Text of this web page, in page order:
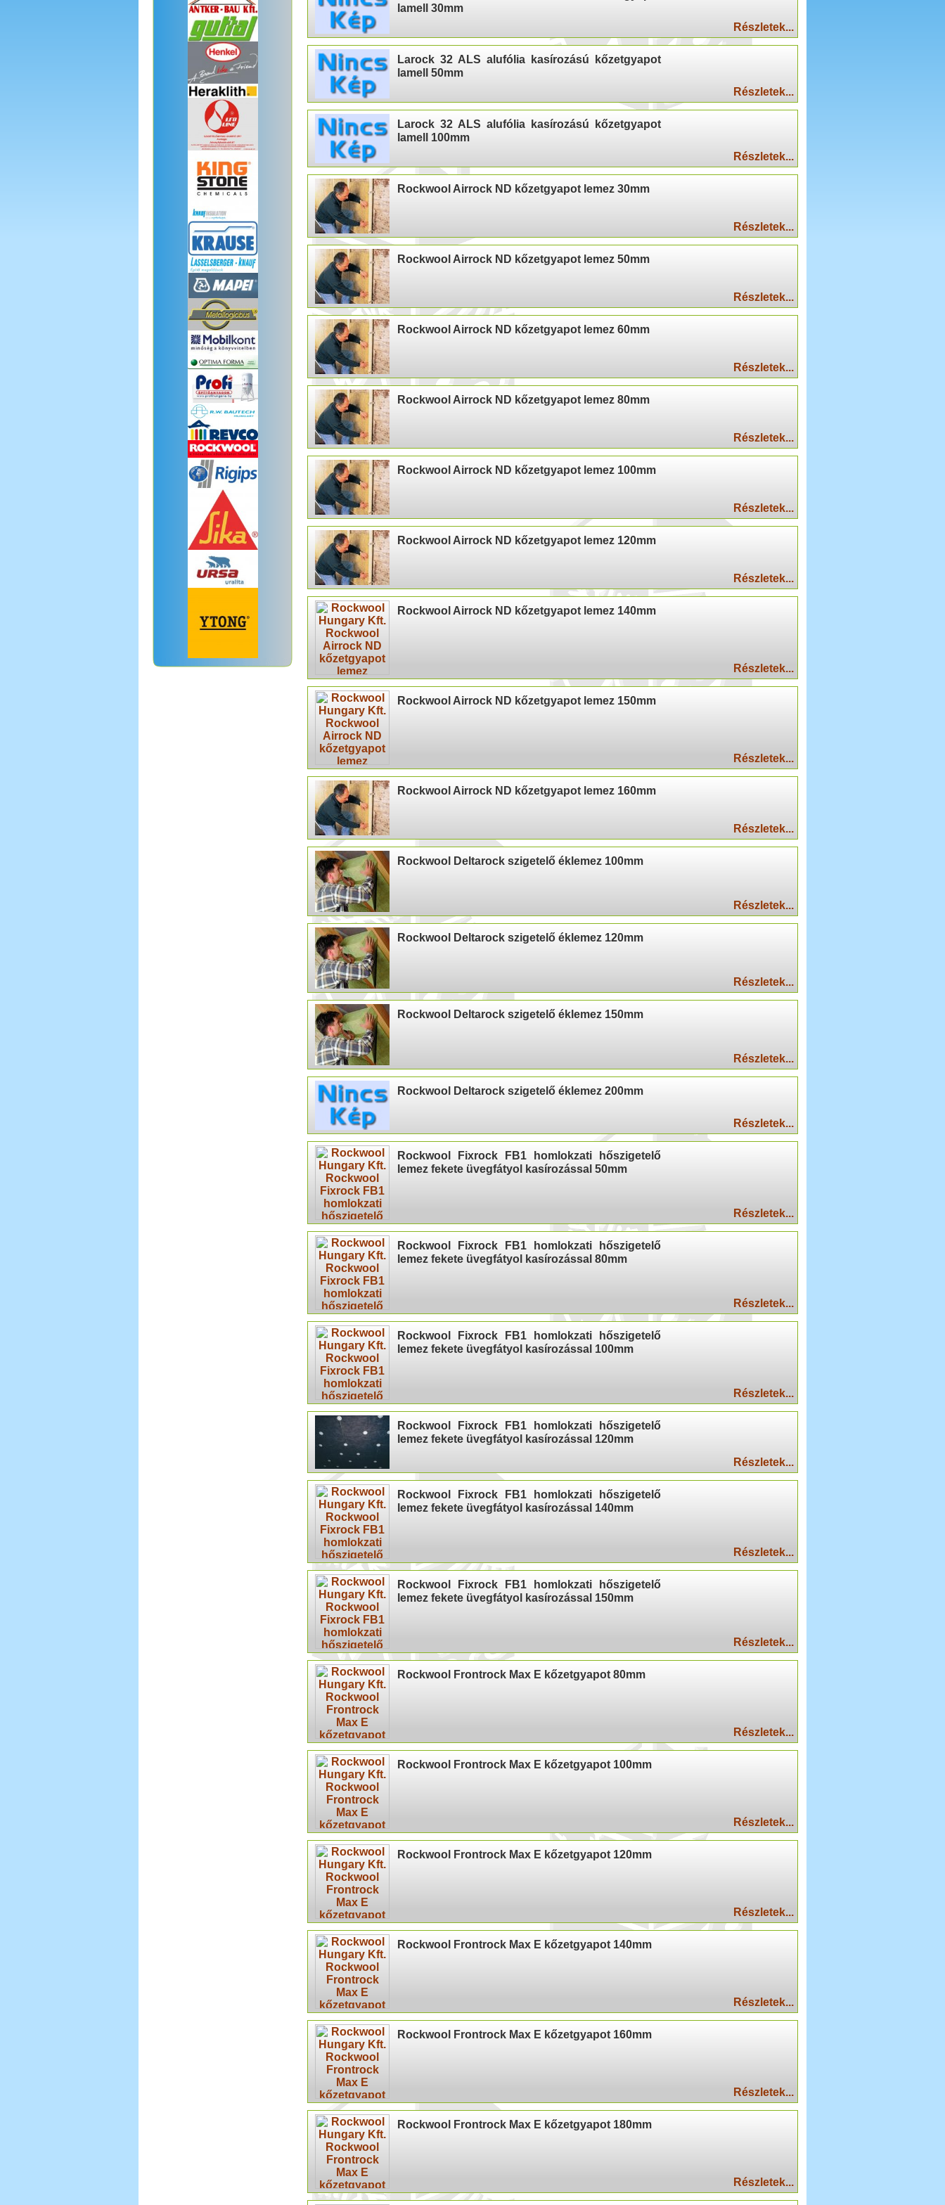
lamell 30mm
Részletek...
Larock 32 ALS alufólia kasírozású kőzetgyapot
lamell 50mm
Részletek...
Larock 32 ALS alufólia kasírozású kőzetgyapot
lamell 100mm
Részletek...
Rockwool Airrock ND kőzetgyapot lemez 30mm
Részletek...
Rockwool Airrock ND kőzetgyapot lemez 50mm
Részletek...
Rockwool Airrock ND kőzetgyapot lemez 60mm
Részletek...
Rockwool Airrock ND kőzetgyapot lemez 80mm
Részletek...
Rockwool Airrock ND kőzetgyapot lemez 100mm
Részletek...
Rockwool Airrock ND kőzetgyapot lemez 120mm
Részletek...
Rockwool Airrock ND kőzetgyapot lemez 140mm
Részletek...
Rockwool Airrock ND kőzetgyapot lemez 150mm
Részletek...
Rockwool Airrock ND kőzetgyapot lemez 160mm
Részletek...
Rockwool Deltarock szigetelő éklemez 100mm
Részletek...
Rockwool Deltarock szigetelő éklemez 120mm
Részletek...
Rockwool Deltarock szigetelő éklemez 150mm
Részletek...
Rockwool Deltarock szigetelő éklemez 200mm
Részletek...
Rockwool Fixrock FB1 homlokzati hőszigetelő
lemez fekete üvegfátyol kasírozással 50mm
Részletek...
Rockwool Fixrock FB1 homlokzati hőszigetelő
lemez fekete üvegfátyol kasírozással 80mm
Részletek...
Rockwool Fixrock FB1 homlokzati hőszigetelő
lemez fekete üvegfátyol kasírozással 100mm
Részletek...
Rockwool Fixrock FB1 homlokzati hőszigetelő
lemez fekete üvegfátyol kasírozással 120mm
Részletek...
Rockwool Fixrock FB1 homlokzati hőszigetelő
lemez fekete üvegfátyol kasírozással 140mm
Részletek...
Rockwool Fixrock FB1 homlokzati hőszigetelő
lemez fekete üvegfátyol kasírozással 150mm
Részletek...
Rockwool Frontrock Max E kőzetgyapot 80mm
Részletek...
Rockwool Frontrock Max E kőzetgyapot 100mm
Részletek...
Rockwool Frontrock Max E kőzetgyapot 120mm
Részletek...
Rockwool Frontrock Max E kőzetgyapot 140mm
Részletek...
Rockwool Frontrock Max E kőzetgyapot 160mm
Részletek...
Rockwool Frontrock Max E kőzetgyapot 180mm
Részletek...